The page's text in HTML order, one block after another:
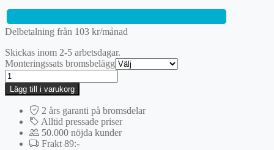
Delbetalning från 103 kr/månad
Skickas inom 2-5 arbetsdagar.
Monteringssats bromsbelägg
Bromsbeläggssats,
skivbroms
mängd
Lägg till i varukorg
2 års garanti på bromsdelar
Alltid pressade priser
50.000 nöjda kunder
Frakt 89:-